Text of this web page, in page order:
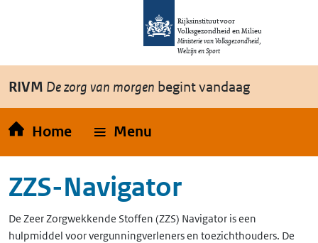
Overslaan en naar de inhoud gaan
Rijksinstituut voor
Volksgezondheid en Milieu
Ministerie van Volksgezondheid,
Welzijn en Sport
RIVM De zorg van morgen begint vandaag
Home Menu
ZZS-Navigator
De Zeer Zorgwekkende Stoffen (ZZS) Navigator is een
hulpmiddel voor vergunningverleners en toezichthouders. De